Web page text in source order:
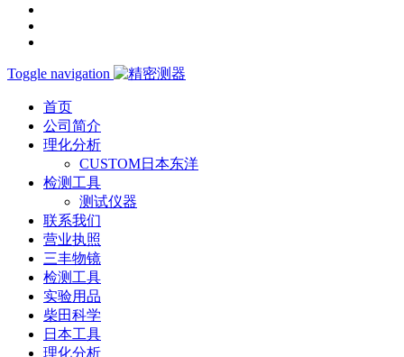
Toggle navigation
首页
公司简介
理化分析
CUSTOM日本东洋
检测工具
测试仪器
联系我们
营业执照
三丰物镜
检测工具
实验用品
柴田科学
日本工具
理化分析